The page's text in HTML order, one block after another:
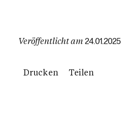
Veröffentlicht am 24.01.2025
Drucken Teilen